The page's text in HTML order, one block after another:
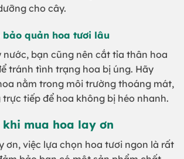
cho cây.
bảo quản hoa tươi lâu
nước, bạn cũng nên cắt tỉa thân hoa
tránh tình trạng hoa bị úng. Hãy
nằm trong môi trường thoáng mát,
tiếp để hoa không bị héo nhanh.
mua hoa lay ơn
ơn, việc lựa chọn hoa tươi ngon là rất